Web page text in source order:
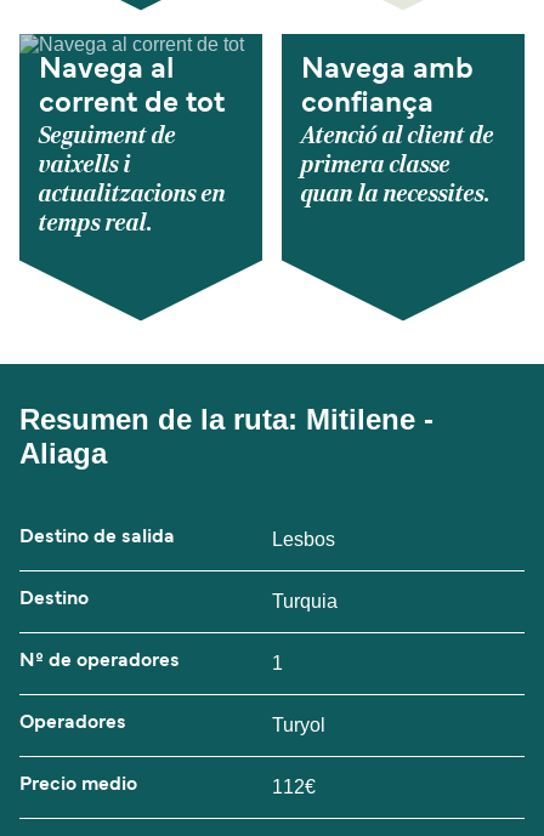
Navega al
corrent de tot
Seguiment de
vaixells i
actualitzacions en
temps real.
Navega amb
confiança
Atenció al client de
primera classe
quan la necessites.
Resumen de la ruta: Mitilene -
Aliaga
Destino de salida Lesbos
Destino Turquia
Nº de operadores 1
Operadores Turyol
Precio medio 112€